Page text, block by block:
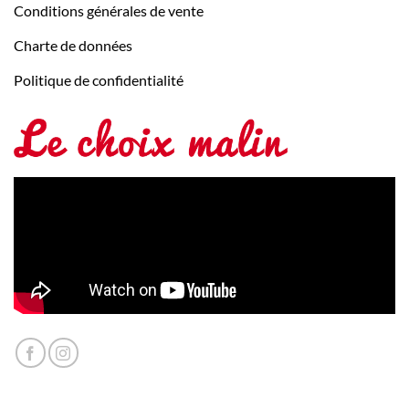
Conditions générales de vente
Charte de données
Politique de confidentialité